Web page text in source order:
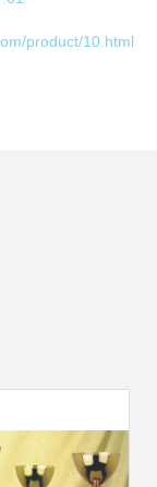
product/10.html